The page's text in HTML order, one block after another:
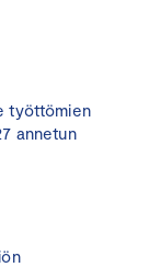
työttömien
annetun